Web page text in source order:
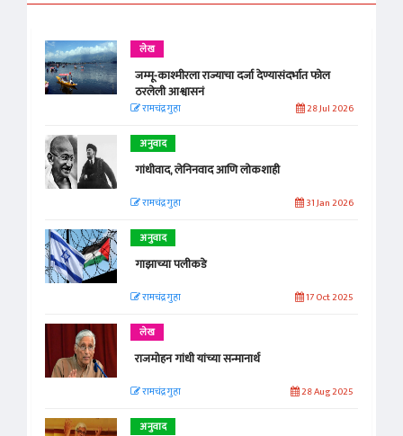
लेख
जम्मू-काश्मीरला राज्याचा दर्जा देण्यासंदर्भात फोल
ठरलेली आश्वासनं
रामचंद्र गुहा 28 Jul 2026
अनुवाद
गांधीवाद, लेनिनवाद आणि लोकशाही
रामचंद्र गुहा 31 Jan 2026
अनुवाद
गाझाच्या पलीकडे
रामचंद्र गुहा 17 Oct 2025
लेख
राजमोहन गांधी यांच्या सन्मानार्थ
रामचंद्र गुहा 28 Aug 2025
अनुवाद